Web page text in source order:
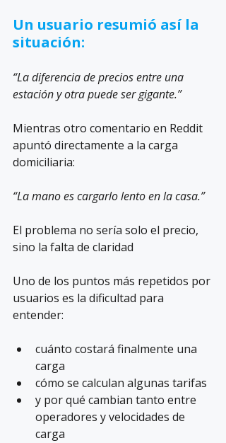
Un usuario resumió así la
situación:
“La diferencia de precios entre una
estación y otra puede ser gigante.”
Mientras otro comentario en Reddit
apuntó directamente a la carga
domiciliaria:
“La mano es cargarlo lento en la casa.”
El problema no sería solo el precio,
sino la falta de claridad
Uno de los puntos más repetidos por
usuarios es la dificultad para
entender:
cuánto costará finalmente una
carga
cómo se calculan algunas tarifas
y por qué cambian tanto entre
operadores y velocidades de
carga